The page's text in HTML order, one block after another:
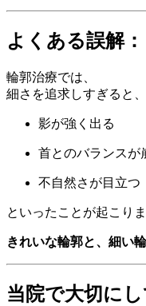
よくある誤解
輪郭治療では、
細さを追求しすぎると、
影が強く出る
首とのバランスが
不自然さが目立つ
といったことが起こりま
きれいな輪郭と、細い
当院で大切に